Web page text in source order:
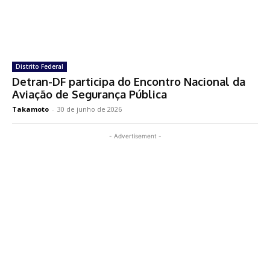
Distrito Federal
Detran-DF participa do Encontro Nacional da
Aviação de Segurança Pública
Takamoto - 30 de junho de 2026
- Advertisement -